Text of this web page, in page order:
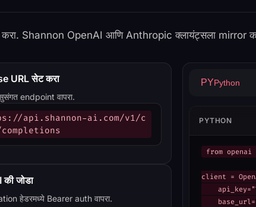
करा. Shannon OpenAI आणि Anthropic क्लायंट्सला mirror
URL सेट करा
endpoint वापरा.
api.shannon-ai.com/v1/c
की जोडा
हेडरमध्ये Bearer auth वापरा.
PYPython
PYTHON
from openai
client =